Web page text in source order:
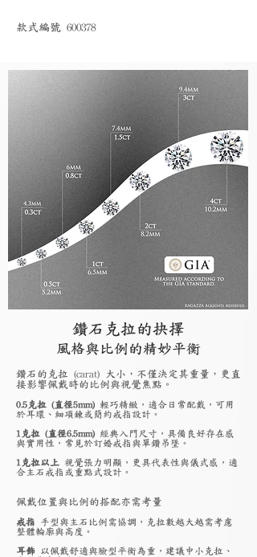
款式編號 600378
鑽石克拉的抉擇
風格與比例的精妙平衡
鑽石的克拉 (carat) 大小，不僅決定其重量，更直
接影響佩戴時的比例與視覺焦點。
0.5克拉 (直徑5mm) 輕巧精緻，適合日常配戴，可用
於耳環、細項鍊或簡約戒指設計。
1克拉 (直徑6.5mm) 經典入門尺寸，具備良好存在感
與實用性，常見於訂婚戒指與單鑽吊墜。
1克拉以上 視覺張力明顯，更具代表性與儀式感，適
合主石戒指或重點式設計。
佩戴位置與比例的搭配亦需考量
戒指 手型與主石比例需協調，克拉數越大越需考慮
整體輪廓與高度。
耳飾 以佩戴舒適與臉型平衡為重，建議中小克拉、